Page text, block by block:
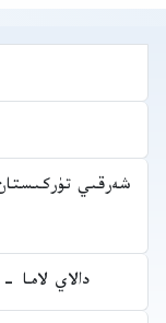
شەرقىي
دالاي لاما